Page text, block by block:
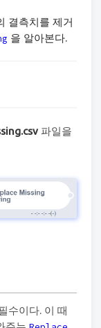
결측치를 제거
을 알아본다.
파일을
수이다. 이 때